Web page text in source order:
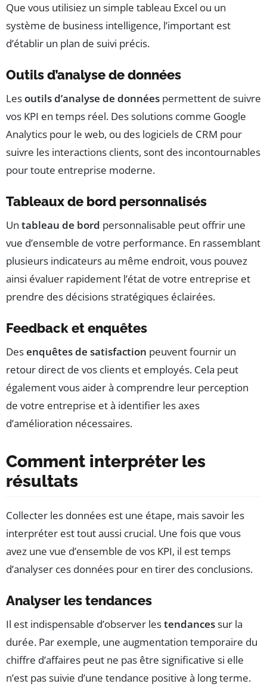
Que vous utilisiez un simple tableau Excel ou un
système de business intelligence, l’important est
d’établir un plan de suivi précis.
Outils d’analyse de données
Lesoutils d’analyse de données permettent de suivre
vos KPI en temps réel. Des solutions comme Google
Analytics pour le web, ou des logiciels de CRM pour
suivre les interactions clients, sont des incontournables
pour toute entreprise moderne.
Tableaux de bord personnalisés
Un tableau de bord personnalisable peut offrir une
vue d’ensemble de votre performance. En rassemblant
plusieurs indicateurs au même endroit, vous pouvez
ainsi évaluer rapidement l’état de votre entreprise et
prendre des décisions stratégiques éclairées.
Feedback et enquêtes
Desenquêtes de satisfaction peuvent fournir un
retour direct de vos clients et employés. Cela peut
également vous aider à comprendre leur perception
de votre entreprise et à identifier les axes
d’amélioration nécessaires.
Comment interpréter les
résultats
Collecter les données est une étape, mais savoir les
interpréter est tout aussi crucial. Une fois que vous
avez une vue d’ensemble de vos KPI, il est temps
d’analyser ces données pour en tirer des conclusions.
Analyser les tendances
Il est indispensable d’observer lestendancessur la
durée. Par exemple, une augmentation temporaire du
chiffre d’affaires peut ne pas être significative si elle
n’est pas suivie d’une tendance positive à long terme.